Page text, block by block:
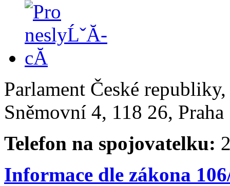
Parlament České
Sněmovní 4, 118 26,
Telefon na spojovatelku:
Informace dle zákona